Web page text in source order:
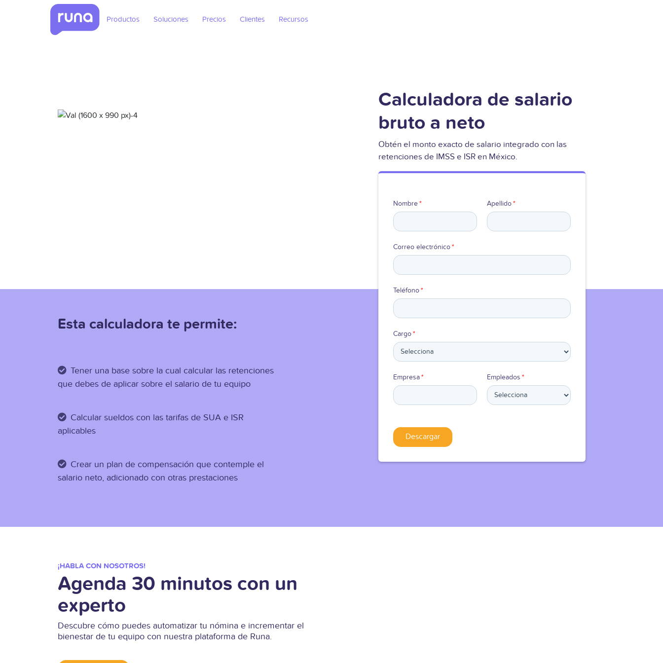
Productos Soluciones Precios Clientes Recursos
Calculadora de salario
bruto a neto
Obtén el monto exacto de salario integrado con las
retenciones de IMSS e ISR en México.
Nombre* Apellido*
Correo electrónico*
Teléfono*
Cargo*
Empresa* Empleados *
Esta calculadora te permite:
Tener una base sobre la cual calcular las retenciones
que debes de aplicar sobre el salario de tu equipo
Calcular sueldos con las tarifas de SUA e ISR
aplicables
Crear un plan de compensación que contemple el
salario neto, adicionado con otras prestaciones
¡HABLA CON NOSOTROS!
Agenda 30 minutos con un
experto
Descubre cómo puedes automatizar tu nómina e incrementar el
bienestar de tu equipo con nuestra plataforma de Runa.